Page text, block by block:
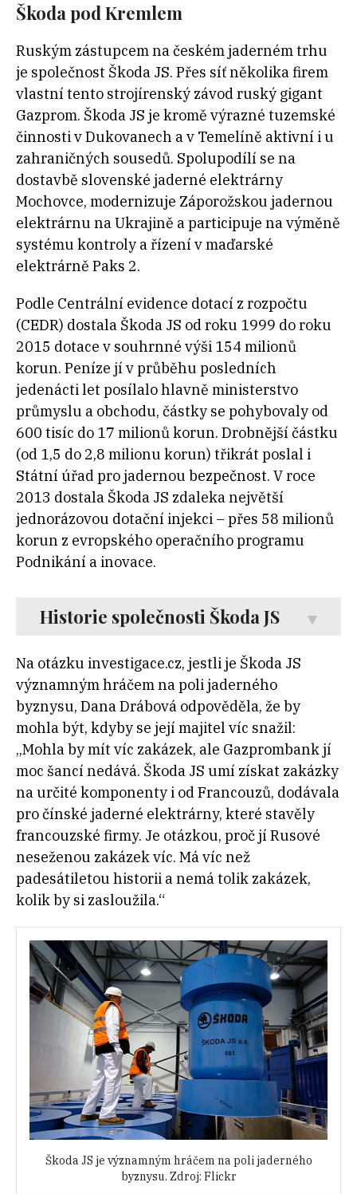
Škoda pod Kremlem
Ruským zástupcem na českém jaderném trhu
je společnost Škoda JS. Přes síť několika firem
vlastní tento strojírenský závod ruský gigant
Gazprom. Škoda JS je kromě výrazné tuzemské
činnosti v Dukovanech a v Temelíně aktivní i u
zahraničných sousedů. Spolupodílí se na
dostavbě slovenské jaderné elektrárny
Mochovce, modernizuje Záporožskou jadernou
elektrárnu na Ukrajině a participuje na výměně
systému kontroly a řízení v maďarské
elektrárně Paks 2.
Podle Centrální evidence dotací z rozpočtu
(CEDR) dostala Škoda JS od roku 1999 do roku
2015 dotace v souhrnné výši 154 milionů
korun. Peníze jí v průběhu posledních
jedenácti let posílalo hlavně ministerstvo
průmyslu a obchodu, částky se pohybovaly od
600 tisíc do 17 milionů korun. Drobnější částku
(od 1,5 do 2,8 milionu korun) třikrát poslal i
Státní úřad pro jadernou bezpečnost. V roce
2013 dostala Škoda JS zdaleka největší
jednorázovou dotační injekci – přes 58 milionů
korun z evropského operačního programu
Podnikání a inovace.
Historie společnosti Škoda JS
Na otázku investigace.cz, jestli je Škoda JS
významným hráčem na poli jaderného
byznysu, Dana Drábová odpověděla, že by
mohla být, kdyby se její majitel víc snažil:
„Mohla by mít víc zakázek, ale Gazprombank jí
moc šancí nedává. Škoda JS umí získat zakázky
na určité komponenty i od Francouzů, dodávala
pro čínské jaderné elektrárny, které stavěly
francouzské firmy. Je otázkou, proč jí Rusové
neseženou zakázek víc. Má víc než
padesátiletou historii a nemá tolik zakázek,
kolik by si zasloužila.“
Škoda JS je významným hráčem na poli jaderného
byznysu. Zdroj: Flickr